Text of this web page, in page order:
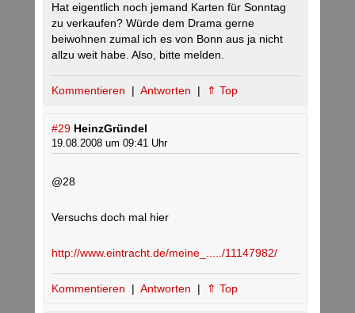
Hat eigentlich noch jemand Karten für Sonntag
zu verkaufen? Würde dem Drama gerne
beiwohnen zumal ich es von Bonn aus ja nicht
allzu weit habe. Also, bitte melden.
Kommentieren | Antworten | ⇑ Top
#29 HeinzGründel
19.08.2008 um 09:41 Uhr
@28
Versuchs doch mal hier
http://www.eintracht.de/meine_...../11147982/
Kommentieren | Antworten | ⇑ Top